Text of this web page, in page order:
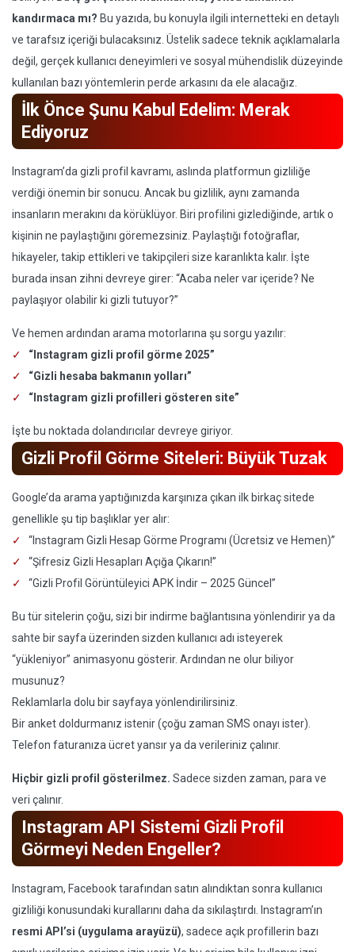
kandırmaca mı? Bu yazıda, bu konuyla ilgili internetteki en detaylı
ve tarafsız içeriği bulacaksınız. Üstelik sadece teknik açıklamalarla
değil, gerçek kullanıcı deneyimleri ve sosyal mühendislik düzeyinde
kullanılan bazı yöntemlerin perde arkasını da ele alacağız.
İlk Önce Şunu Kabul Edelim: Merak
Ediyoruz
Instagram’da gizli profil kavramı, aslında platformun gizliliğe
verdiği önemin bir sonucu. Ancak bu gizlilik, aynı zamanda
insanların merakını da körüklüyor. Biri profilini gizlediğinde, artık o
kişinin ne paylaştığını göremezsiniz. Paylaştığı fotoğraflar,
hikayeler, takip ettikleri ve takipçileri size karanlıkta kalır. İşte
burada insan zihni devreye girer: “Acaba neler var içeride? Ne
paylaşıyor olabilir ki gizli tutuyor?”
Ve hemen ardından arama motorlarına şu sorgu yazılır:
“Instagram gizli profil görme 2025”
“Gizli hesaba bakmanın yolları”
“Instagram gizli profilleri gösteren site”
İşte bu noktada dolandırıcılar devreye giriyor.
Gizli Profil Görme Siteleri: Büyük Tuzak
Google’da arama yaptığınızda karşınıza çıkan ilk birkaç sitede
genellikle şu tip başlıklar yer alır:
“Instagram Gizli Hesap Görme Programı (Ücretsiz ve Hemen)”
“Şifresiz Gizli Hesapları Açığa Çıkarın!”
“Gizli Profil Görüntüleyici APK İndir – 2025 Güncel”
Bu tür sitelerin çoğu, sizi bir indirme bağlantısına yönlendirir ya da
sahte bir sayfa üzerinden sizden kullanıcı adı isteyerek
“yükleniyor” animasyonu gösterir. Ardından ne olur biliyor
musunuz?
Reklamlarla dolu bir sayfaya yönlendirilirsiniz.
Bir anket doldurmanız istenir (çoğu zaman SMS onayı ister).
Telefon faturanıza ücret yansır ya da verileriniz çalınır.
Hiçbir gizli profil gösterilmez. Sadece sizden zaman, para ve
veri çalınır.
Instagram API Sistemi Gizli Profil
Görmeyi Neden Engeller?
Instagram, Facebook tarafından satın alındıktan sonra kullanıcı
gizliliği konusundaki kurallarını daha da sıkılaştırdı. Instagram’ın
resmi API’si (uygulama arayüzü), sadece açık profillerin bazı